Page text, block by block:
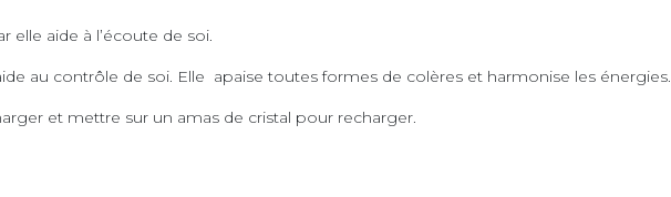
elle aide à l’écoute de soi.
au contrôle de soi. Elle apaise toutes formes de colères et harmonise les énergies.
et mettre sur un amas de cristal pour recharger.